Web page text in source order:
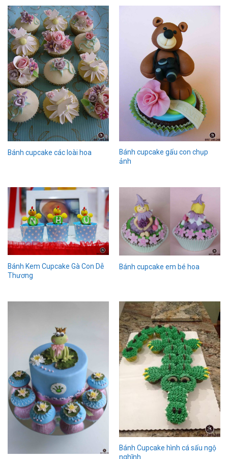
Bánh cupcake các loài hoa
Bánh cupcake gấu con chụp
ảnh
Bánh Kem Cupcake Gà Con Dễ
Thương
Bánh cupcake em bé hoa
Bánh Cupcake hình cá sấu ngộ
nghĩnh